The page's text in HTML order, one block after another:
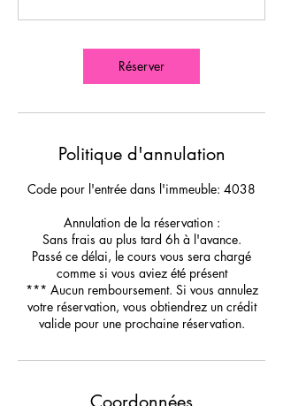
Réserver
Politique d'annulation
Code pour l'entrée dans l'immeuble: 4038
Annulation de la réservation :
Sans frais au plus tard 6h à l'avance.
Passé ce délai, le cours vous sera chargé
comme si vous aviez été présent
*** Aucun remboursement. Si vous annulez
votre réservation, vous obtiendrez un crédit
valide pour une prochaine réservation.